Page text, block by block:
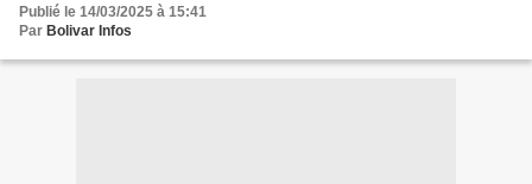
Publié le 14/03/2025 à 15:41
Par Bolivar Infos